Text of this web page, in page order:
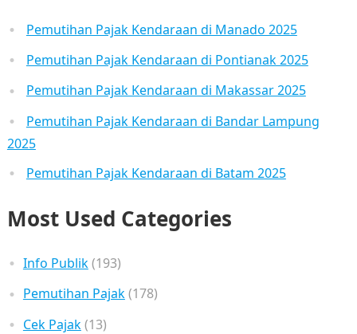
Pemutihan Pajak Kendaraan di Manado 2025
Pemutihan Pajak Kendaraan di Pontianak 2025
Pemutihan Pajak Kendaraan di Makassar 2025
Pemutihan Pajak Kendaraan di Bandar Lampung
2025
Pemutihan Pajak Kendaraan di Batam 2025
Most Used Categories
Info Publik(193)
Pemutihan Pajak(178)
Cek Pajak(13)